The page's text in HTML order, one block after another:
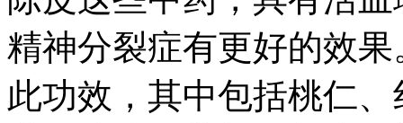
精神分裂症有更好的效
此功效，其中包括桃仁